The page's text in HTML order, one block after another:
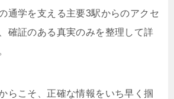
通学を支える主要3駅からのアクセ
確証のある真実のみを整理して詳
らこそ、正確な情報をいち早く掴